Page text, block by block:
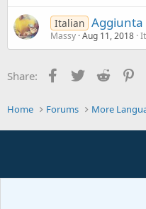
Italian Aggiunta
Massy Aug 11, 2018
Share: Facebook
Twitter Reddit
Home Forums More